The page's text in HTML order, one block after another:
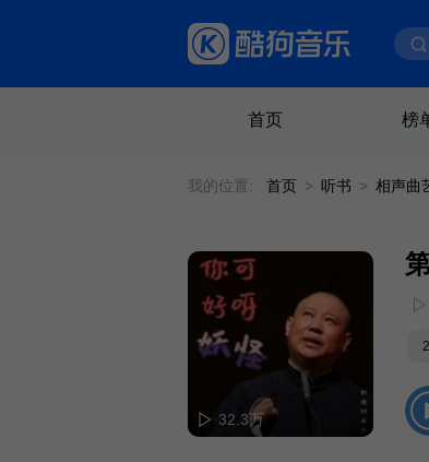
首页 榜
我的位置: 首页 > 听书 > 相声曲
32.3万